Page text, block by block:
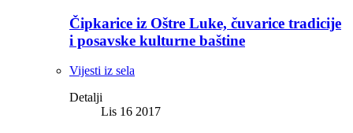
Čipkarice iz Oštre Luke, čuvarice tradicije
i posavske kulturne baštine
Vijesti iz sela
Detalji
Lis 16 2017